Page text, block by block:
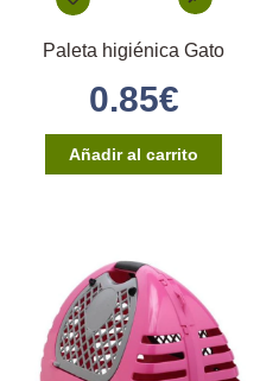
Paleta higiénica Gato
0.85€
Añadir al carrito